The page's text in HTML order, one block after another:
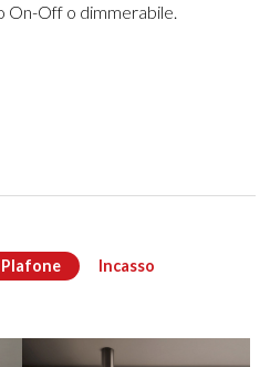
Off o dimmerabile.